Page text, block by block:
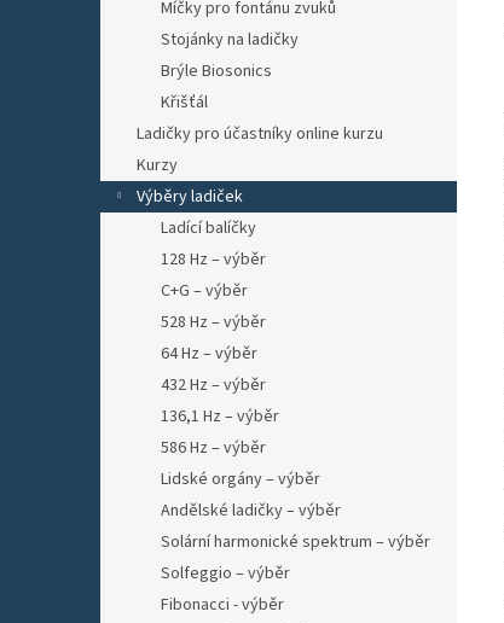
Míčky pro fontánu zvuků
Stojánky na ladičky
Brýle Biosonics
Křišťál
Ladičky pro účastníky online kurzu
Kurzy
Výběry ladiček
Ladící balíčky
128 Hz – výběr
C+G – výběr
528 Hz – výběr
64 Hz – výběr
432 Hz – výběr
136,1 Hz – výběr
586 Hz – výběr
Lidské orgány – výběr
Andělské ladičky – výběr
Solární harmonické spektrum – výběr
Solfeggio – výběr
Fibonacci - výběr